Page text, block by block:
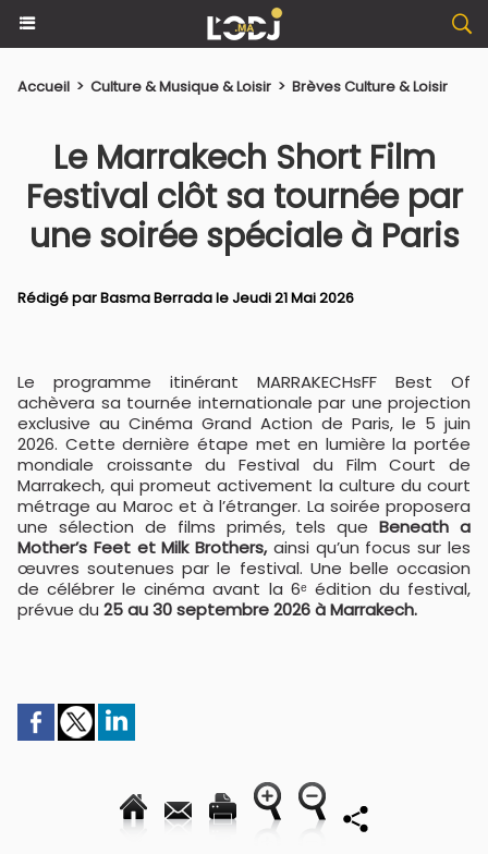
Accueil > Culture & Musique & Loisir > Brèves Culture & Loisir
Le Marrakech Short Film
Festival clôt sa tournée par
une soirée spéciale à Paris
Rédigé parBasma Berradale Jeudi 21 Mai 2026
Le programme itinérant MARRAKECHsFF Best Of
achèvera sa tournée internationale par une projection
exclusive au Cinéma Grand Action de Paris, le 5 juin
2026. Cette dernière étape met en lumière la portée
mondiale croissante du Festival du Film Court de
Marrakech, qui promeut activement la culture du court
métrage au Maroc et à l’étranger. La soirée proposera
une sélection de films primés, tels que Beneath a
Mother’s Feet et Milk Brothers, ainsi qu’un focus sur les
œuvres soutenues par le festival. Une belle occasion
de célébrer le cinéma avant la 6ᵉ édition du festival,
prévue du 25 au 30 septembre 2026 à Marrakech.